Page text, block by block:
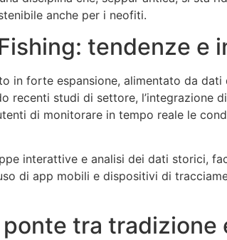
anche per i neofiti.
tendenze e
in forte espansione, alimentato da
recenti studi di settore, l’integrazione
di monitorare in tempo reale le
interattive e analisi dei dati storici,
di app mobili e dispositivi di
tra tradizione